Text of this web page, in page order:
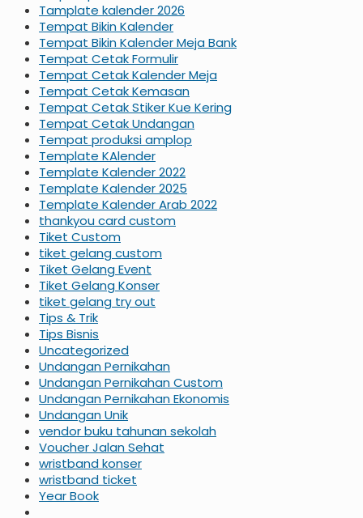
Tamplate kalender 2026
Tempat Bikin Kalender
Tempat Bikin Kalender Meja Bank
Tempat Cetak Formulir
Tempat Cetak Kalender Meja
Tempat Cetak Kemasan
Tempat Cetak Stiker Kue Kering
Tempat Cetak Undangan
Tempat produksi amplop
Template KAlender
Template Kalender 2022
Template Kalender 2025
Template Kalender Arab 2022
thankyou card custom
Tiket Custom
tiket gelang custom
Tiket Gelang Event
Tiket Gelang Konser
tiket gelang try out
Tips & Trik
Tips Bisnis
Uncategorized
Undangan Pernikahan
Undangan Pernikahan Custom
Undangan Pernikahan Ekonomis
Undangan Unik
vendor buku tahunan sekolah
Voucher Jalan Sehat
wristband konser
wristband ticket
Year Book